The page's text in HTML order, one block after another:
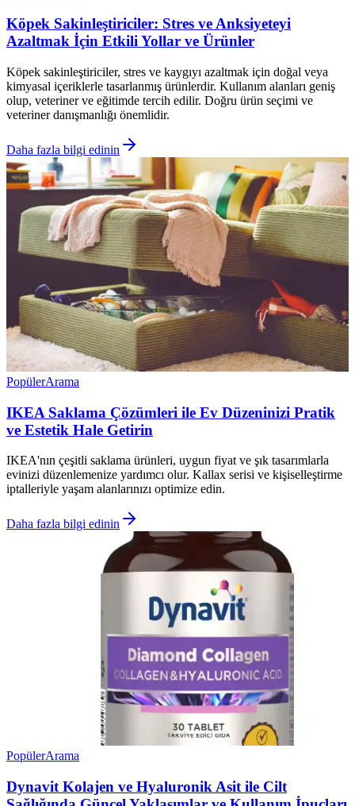
Köpek Sakinleştiriciler: Stres ve Anksiyeteyi
Azaltmak İçin Etkili Yollar ve Ürünler
Köpek sakinleştiriciler, stres ve kaygıyı azaltmak için doğal veya
kimyasal içeriklerle tasarlanmış ürünlerdir. Kullanım alanları geniş
olup, veteriner ve eğitimde tercih edilir. Doğru ürün seçimi ve
veteriner danışmanlığı önemlidir.
Daha fazla bilgi edinin
PopülerArama
IKEA Saklama Çözümleri ile Ev Düzeninizi Pratik
ve Estetik Hale Getirin
IKEA'nın çeşitli saklama ürünleri, uygun fiyat ve şık tasarımlarla
evinizi düzenlemenize yardımcı olur. Kallax serisi ve kişiselleştirme
iptalleriyle yaşam alanlarınızı optimize edin.
Daha fazla bilgi edinin
PopülerArama
Dynavit Kolajen ve Hyaluronik Asit ile Cilt